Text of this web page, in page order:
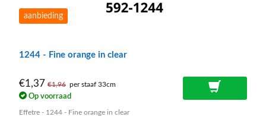
aanbieding
1244 - Fine orange in clear
€1,37 €1,96 per staaf 33cm
Op voorraad
Effetre - 1244 - Fine orange in clear